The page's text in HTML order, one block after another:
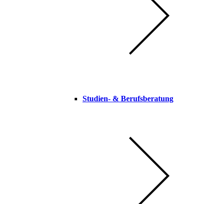
Studien-​ & Berufsberatung